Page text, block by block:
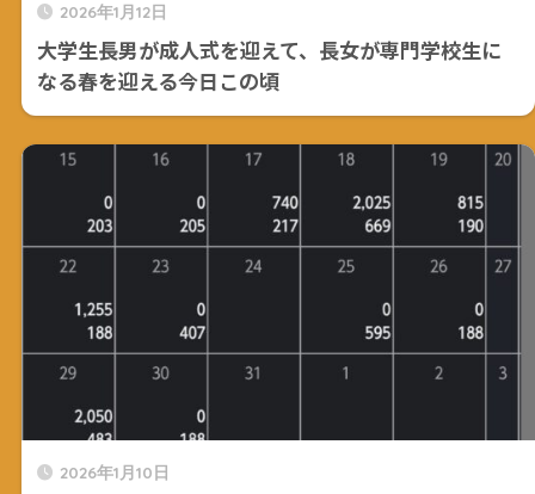
2026年1月12日
大学生長男が成人式を迎えて、長女が専門学校生に
なる春を迎える今日この頃
2026年1月10日